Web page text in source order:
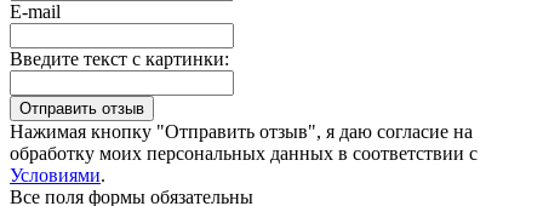
E-mail
Введите текст с картинки:
Нажимая кнопку "Отправить отзыв", я даю согласие на
обработку моих персональных данных в соответствии с
Условиями.
Все поля формы обязательны